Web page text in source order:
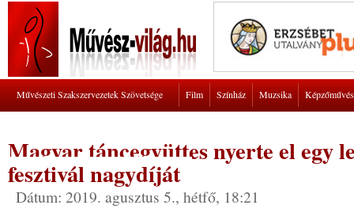
Művészeti Szakszervezetek Szövetsége Film Színház Muzsika
Magyar táncegyüttes nyerte el egy
fesztivál nagydíját
Dátum: 2019. agusztus 5., hétfő, 18:21